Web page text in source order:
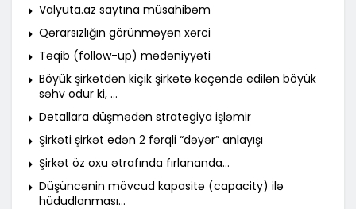
Valyuta.az saytına müsahibəm
Qərarsızlığın görünməyən xərci
Təqib (follow-up) mədəniyyəti
Böyük şirkətdən kiçik şirkətə keçəndə edilən böyük
səhv odur ki, …
Detallara düşmədən strategiya işləmir
Şirkəti şirkət edən 2 fərqli “dəyər” anlayışı
Şirkət öz oxu ətrafında fırlananda…
Düşüncənin mövcud kapasitə (capacity) ilə
hüdudlanması…